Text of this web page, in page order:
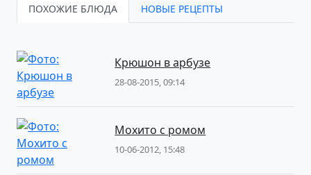
ПОХОЖИЕ БЛЮДА НОВЫЕ РЕЦЕПТЫ
Крюшон в арбузе
28-08-2015, 09:14
Мохито с ромом
10-06-2012, 15:48